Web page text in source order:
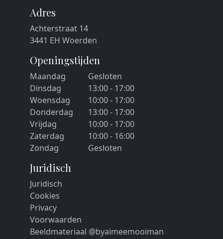
Adres
Achterstraat 14
3441 EH Woerden
Openingstijden
Maandag
Gesloten
Dinsdag
13:00 - 17:00
Woensdag
10:00 - 17:00
Donderdag
13:00 - 17:00
Vrijdag
10:00 - 17:00
Zaterdag
10:00 - 16:00
Zondag
Gesloten
Juridisch
Juridisch
Cookies
Privacy
Voorwaarden
Beeldmateriaal @byaimeemooiman